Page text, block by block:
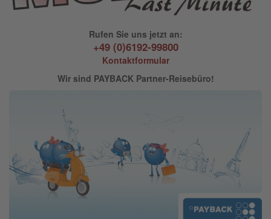
Rufen Sie uns jetzt an:
+49 (0)6192-99800
Kontaktformular
Wir sind PAYBACK Partner-Reisebüro!